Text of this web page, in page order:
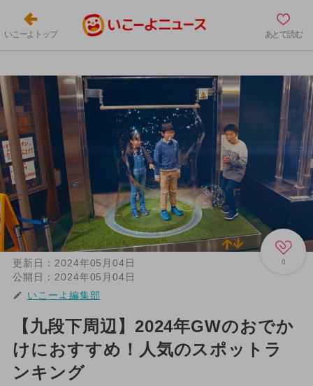
いこーよトップ あとで読む
0
更新日： 2024年05月04日
公開日： 2024年05月04日
いこーよ編集部
【九段下周辺】2024年GWのおでか
けにおすすめ！人気のスポットラ
ンキング